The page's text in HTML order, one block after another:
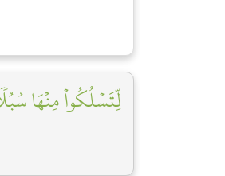
لِّتَسۡلُكُواْ مِنۡهَا